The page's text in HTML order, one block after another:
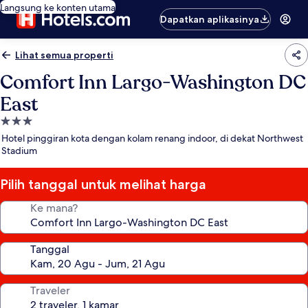
Langsung ke konten utama
Dapatkan aplikasinya
Lihat semua properti
Comfort Inn Largo-Washington DC
East
Properti
bintang
3.0
Hotel pinggiran kota dengan kolam renang indoor, di dekat Northwest
Stadium
Pilih tanggal untuk melihat harga
Ke mana?
Tanggal
Traveler